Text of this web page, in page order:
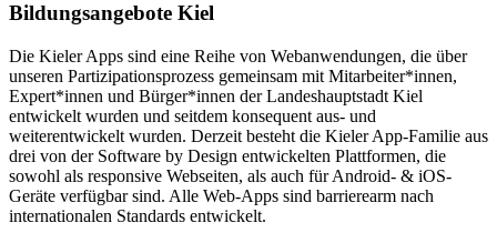
Bildungsangebote Kiel
Die Kieler Apps sind eine Reihe von Webanwendungen, die über
unseren Partizipationsprozess gemeinsam mit Mitarbeiter*innen,
Expert*innen und Bürger*innen der Landeshauptstadt Kiel
entwickelt wurden und seitdem konsequent aus- und
weiterentwickelt wurden. Derzeit besteht die Kieler App-Familie aus
drei von der Software by Design entwickelten Plattformen, die
sowohl als responsive Webseiten, als auch für Android- & iOS-
Geräte verfügbar sind. Alle Web-Apps sind barrierearm nach
internationalen Standards entwickelt.